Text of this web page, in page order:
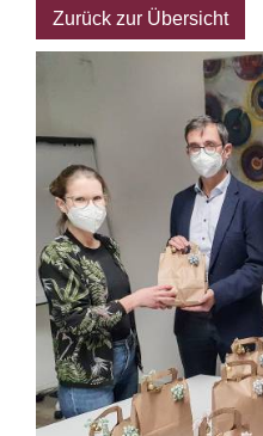
Zurück zur Übersicht